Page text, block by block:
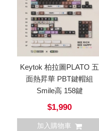
Keytok 柏拉圖PLATO 五
面熱昇華 PBT鍵帽組
Smile高 158鍵
$1,990
加入購物車